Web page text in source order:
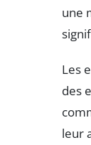
une
Les
des
leur